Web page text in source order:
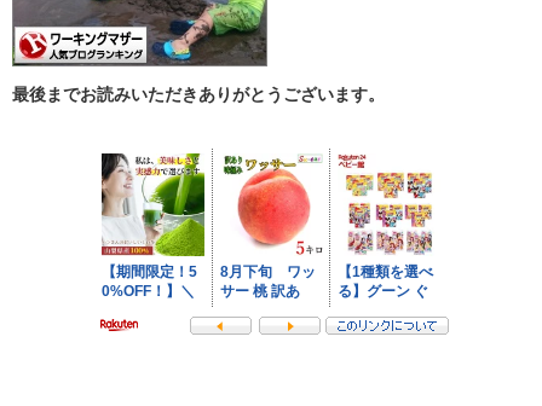
最後までお読みいただきありがとうございます。